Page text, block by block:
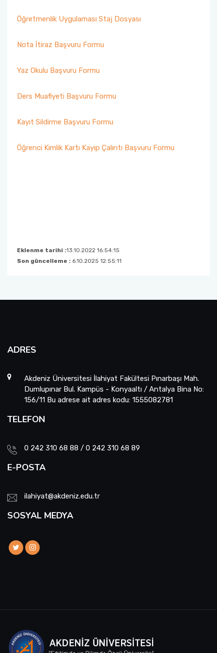
Öğretmenlik Uygulaması Staj Dosyası
Nota İtiraz Başvuru Formu
Yaz Okulu Başvuru Formu
Ders Muafiyeti Başvuru Formu
Kayıt Sildirme Başvuru Formu
Öğrenci Kimlik Kartı Kayıp Çalıntı Başvuru Formu
Eklenme tarihi :13.10.2022 16:54:15
Son güncelleme : 6.10.2025 12:55:11
ADRES
Akdeniz Üniversitesi İlahiyat Fakültesi Pınarbaşı Mah.
Dumlupınar Bul. Kampüs - Konyaaltı / Antalya Bina No:
156/11 Bu adrese ait adres kodu: 1555082781
TELEFON
0 242 310 68 88 / 0 242 310 68 89
E-POSTA
ilahiyat@akdeniz.edu.tr
SOSYAL MEDYA